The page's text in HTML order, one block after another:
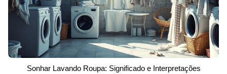
Sonhar Lavando Roupa: Significado e Interpretações